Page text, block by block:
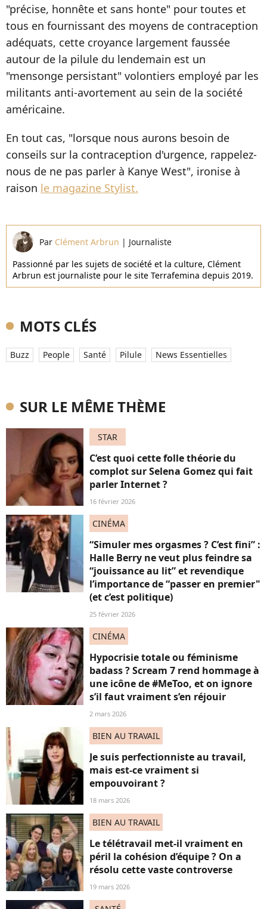
"précise, honnête et sans honte" pour toutes et
tous en fournissant des moyens de contraception
adéquats, cette croyance largement faussée
autour de la pilule du lendemain est un
"mensonge persistant" volontiers employé par les
militants anti-avortement au sein de la société
américaine.
En tout cas, "lorsque nous aurons besoin de
conseils sur la contraception d'urgence, rappelez-
nous de ne pas parler à Kanye West", ironise à
raison le magazine Stylist.
Par Clément Arbrun | Journaliste
Passionné par les sujets de société et la culture, Clément
Arbrun est journaliste pour le site Terrafemina depuis 2019.
MOTS CLÉS
Buzz People Santé Pilule News Essentielles
SUR LE MÊME THÈME
STAR
C’est quoi cette folle théorie du
complot sur Selena Gomez qui fait
parler Internet ?
16 février 2026
CINÉMA
“Simuler mes orgasmes ? C’est fini” :
Halle Berry ne veut plus feindre sa
“jouissance au lit” et revendique
l’importance de “passer en premier"
(et c’est politique)
25 février 2026
CINÉMA
Hypocrisie totale ou féminisme
badass ? Scream 7 rend hommage à
une icône de #MeToo, et on ignore
s’il faut vraiment s’en réjouir
2 mars 2026
BIEN AU TRAVAIL
Je suis perfectionniste au travail,
mais est-ce vraiment si
empouvoirant ?
18 mars 2026
BIEN AU TRAVAIL
Le télétravail met-il vraiment en
péril la cohésion d’équipe ? On a
résolu cette vaste controverse
19 mars 2026